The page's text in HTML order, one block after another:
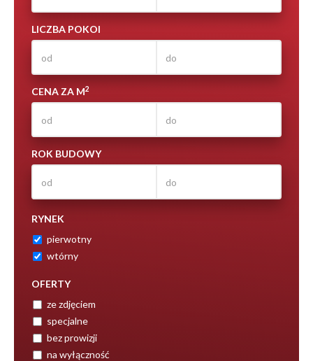
LICZBA POKOI
CENA ZA M2
ROK BUDOWY
RYNEK
pierwotny
wtórny
OFERTY
ze zdjęciem
specjalne
bez prowizji
na wyłączność